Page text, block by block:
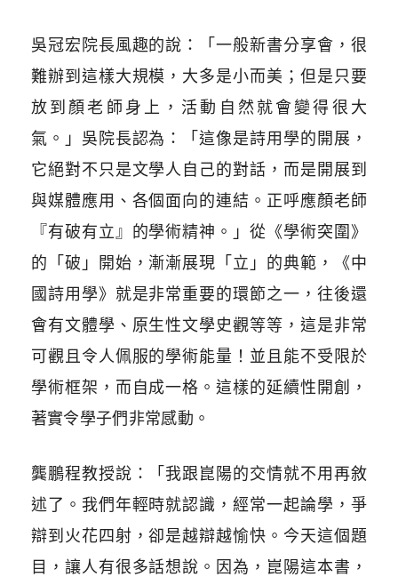
吳冠宏院長風趣的說：「一般新書分享會，很
難辦到這樣大規模，大多是小而美；但是只要
放到顏老師身上，活動自然就會變得很大
氣。」吳院長認為：「這像是詩用學的開展，
它絕對不只是文學人自己的對話，而是開展到
與媒體應用、各個面向的連結。正呼應顏老師
『有破有立』的學術精神。」從《學術突圍》
的「破」開始，漸漸展現「立」的典範，《中
國詩用學》就是非常重要的環節之一，往後還
會有文體學、原生性文學史觀等等，這是非常
可觀且令人佩服的學術能量！並且能不受限於
學術框架，而自成一格。這樣的延續性開創，
著實令學子們非常感動。
龔鵬程教授說：「我跟崑陽的交情就不用再敘
述了。我們年輕時就認識，經常一起論學，爭
辯到火花四射，卻是越辯越愉快。今天這個題
目，讓人有很多話想說。因為，崑陽這本書，